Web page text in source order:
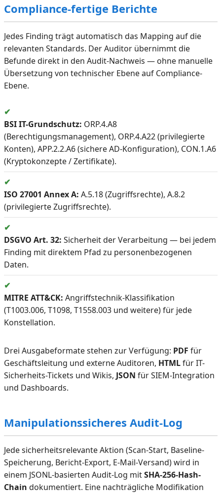
Compliance-fertige Berichte
Jedes Finding trägt automatisch das Mapping auf die
relevanten Standards. Der Auditor übernimmt die
Befunde direkt in den Audit-Nachweis — ohne manuelle
Übersetzung von technischer Ebene auf Compliance-
Ebene.
✔
BSI IT-Grundschutz: ORP.4.A8
(Berechtigungsmanagement), ORP.4.A22 (privilegierte
Konten), APP.2.2.A6 (sichere AD-Konfiguration), CON.1.A6
(Kryptokonzepte / Zertifikate).
✔
ISO 27001 Annex A: A.5.18 (Zugriffsrechte), A.8.2
(privilegierte Zugriffsrechte).
✔
DSGVO Art. 32: Sicherheit der Verarbeitung — bei jedem
Finding mit direktem Pfad zu personenbezogenen
Daten.
✔
MITRE ATT&CK: Angriffstechnik-Klassifikation
(T1003.006, T1098, T1558.003 und weitere) für jede
Konstellation.
Drei Ausgabeformate stehen zur Verfügung: PDF für
Geschäftsleitung und externe Auditoren, HTMLfür IT-
Sicherheits-Tickets und Wikis, JSON für SIEM-Integration
und Dashboards.
Manipulationssicheres Audit-Log
Jede sicherheitsrelevante Aktion (Scan-Start, Baseline-
Speicherung, Bericht-Export, E-Mail-Versand) wird in
einem JSONL-basierten Audit-Log mitSHA-256-Hash-
Chain dokumentiert. Eine nachträgliche Modifikation